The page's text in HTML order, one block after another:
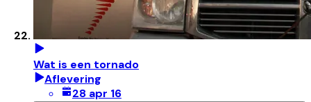
Wat is een tornado
Aflevering
28 apr 16